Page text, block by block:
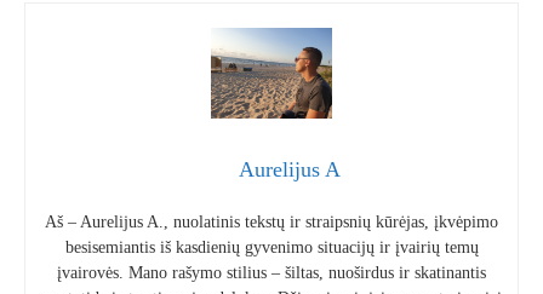
Aurelijus A
Aš – Aurelijus A., nuolatinis tekstų ir straipsnių kūrėjas, įkvėpimo
besisemiantis iš kasdienių gyvenimo situacijų ir įvairių temų
įvairovės. Mano rašymo stilius – šiltas, nuoširdus ir skatinantis